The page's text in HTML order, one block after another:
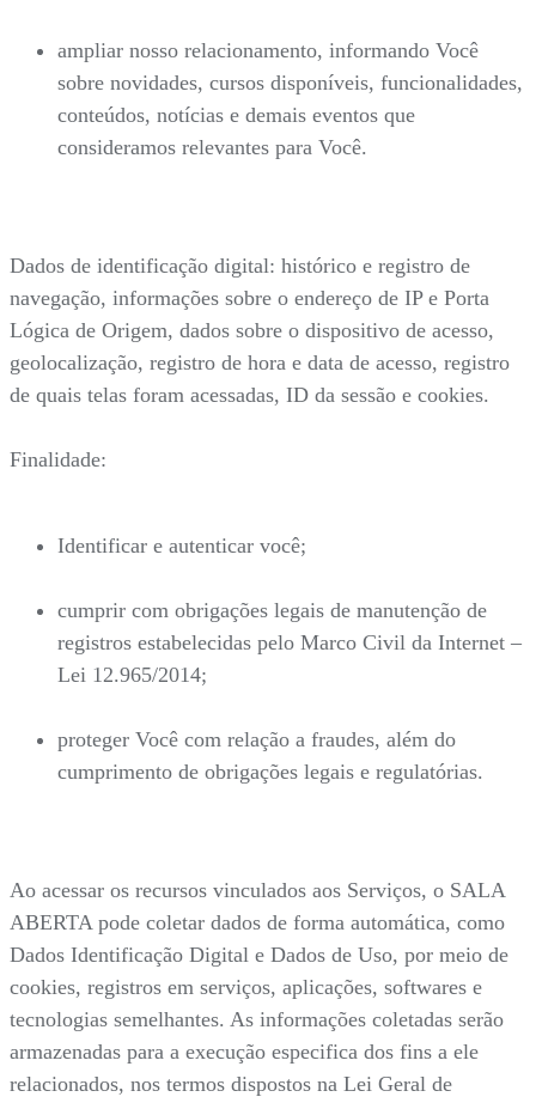
ampliar nosso relacionamento, informando Você
sobre novidades, cursos disponíveis, funcionalidades,
conteúdos, notícias e demais eventos que
consideramos relevantes para Você.
Dados de identificação digital: histórico e registro de
navegação, informações sobre o endereço de IP e Porta
Lógica de Origem, dados sobre o dispositivo de acesso,
geolocalização, registro de hora e data de acesso, registro
de quais telas foram acessadas, ID da sessão e cookies.
Finalidade:
Identificar e autenticar você;
cumprir com obrigações legais de manutenção de
registros estabelecidas pelo Marco Civil da Internet –
Lei 12.965/2014;
proteger Você com relação a fraudes, além do
cumprimento de obrigações legais e regulatórias.
Ao acessar os recursos vinculados aos Serviços, o SALA
ABERTA pode coletar dados de forma automática, como
Dados Identificação Digital e Dados de Uso, por meio de
cookies, registros em serviços, aplicações, softwares e
tecnologias semelhantes. As informações coletadas serão
armazenadas para a execução especifica dos fins a ele
relacionados, nos termos dispostos na Lei Geral de